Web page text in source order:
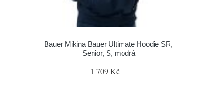
Bauer Mikina Bauer Ultimate Hoodie SR,
Senior, S, modrá
1 709 Kč